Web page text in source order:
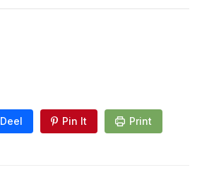
Deel Pin It Print